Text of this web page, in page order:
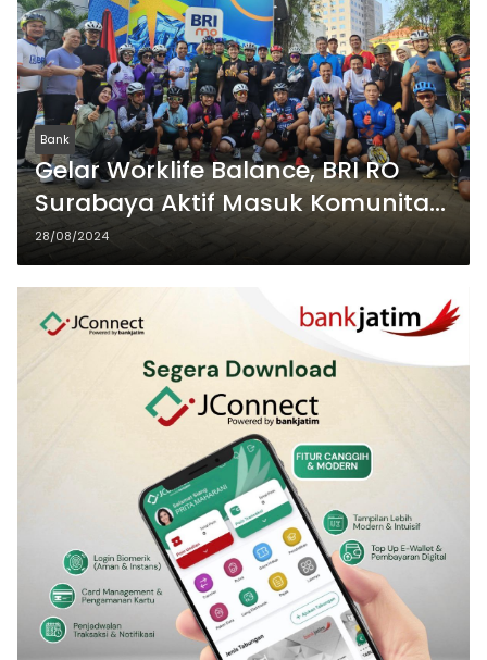
Bank
Gelar Worklife Balance, BRI RO
Surabaya Aktif Masuk Komunitas
Olahraga Cycling dan Running
28/08/2024